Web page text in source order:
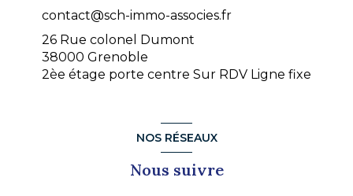
contact@sch-immo-associes.fr
26 Rue colonel Dumont
38000 Grenoble
2èe étage porte centre Sur RDV Ligne fixe
NOS RÉSEAUX
Nous suivre